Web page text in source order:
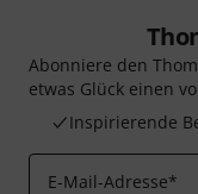
Abonniere den
etwas Glück einen
Inspirierende
E-Mail-Adresse*